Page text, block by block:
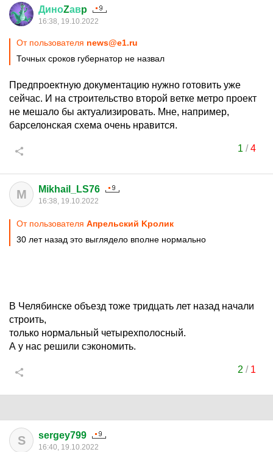
ДиноZавp
16:38, 19.10.2022
От пользователя news@e1.ru
Точных сроков губернатор не назвал
Предпроектную документацию нужно готовить уже
сейчас. И на строительство второй ветке метро проект
не мешало бы актуализировать. Мне, например,
барселонская схема очень нравится.
1 /4
M Mikhail_LS76
16:38, 19.10.2022
От пользователя Aпрельский Kролик
30 лет назад это выглядело вполне нормально
В Челябинске объезд тоже тридцать лет назад начали
строить,
только нормальный четырехполосный.
А у нас решили сэкономить.
2 / 1
S sergey799
16:40, 19.10.2022